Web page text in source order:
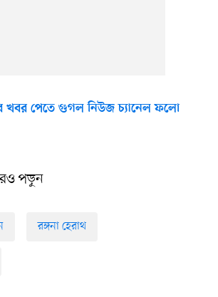
পেতে গুগল নিউজ চ্যানেল ফলো
পড়ুন
রঙ্গনা হেরাথ